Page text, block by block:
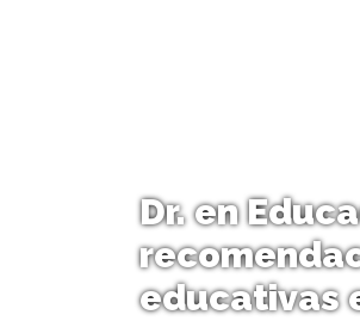
Dr. en
educativas